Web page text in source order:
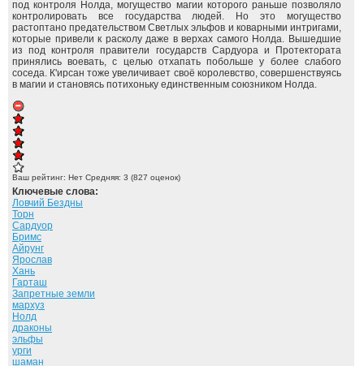
под контроля Нолда, могущество магии которого раньше позволяло
контролировать все государства людей. Но это могущество
растоптано предательством Светлых эльфов и коварными интригами,
которые привели к расколу даже в верхах самого Нолда. Вышедшие
из под контроля правители государств Сардуора и Протектората
принялись воевать, с целью отхапать побольше у более слабого
соседа. К'ирсан тоже увеличивает своё королевство, совершенствуясь
в магии и становясь потихоньку единственным союзником Нолда.
Ваш рейтинг: Нет Средняя: 3 (827 оценок)
Ключевые слова:
Ловчий Бездны
Торн
Сардуор
Бримс
Айрунг
Ярослав
Хань
Гарташ
Запретные земли
мархуз
Нолд
драконы
эльфы
урги
шаман